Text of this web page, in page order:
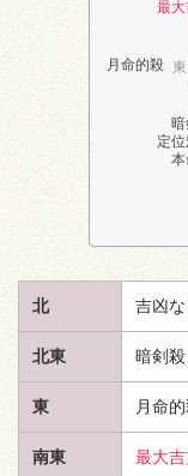
最
月命的殺
定
東
北 吉凶な
北東 暗剣
東 月命
南東 最大